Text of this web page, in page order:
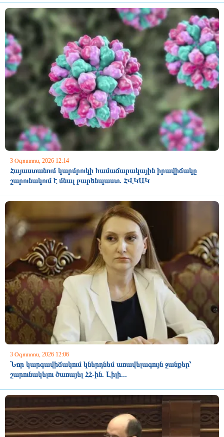
3 Օգոստոս, 2026 12:14
Հայաստանում կարմրուկի համաճարակային իրավիճակը
շարունակում է մնալ բարենպաստ. ՀՎԿԱԿ
3 Օգոստոս, 2026 12:06
Նոր կարգավիճակում կներդնեմ առավելագույն ջանքեր՝
շարունակելու ծառայել ՀՀ-ին. Լիլի...